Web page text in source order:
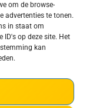
om de browse-
advertenties te tonen.
in staat om
ID's op deze site. Het
kan